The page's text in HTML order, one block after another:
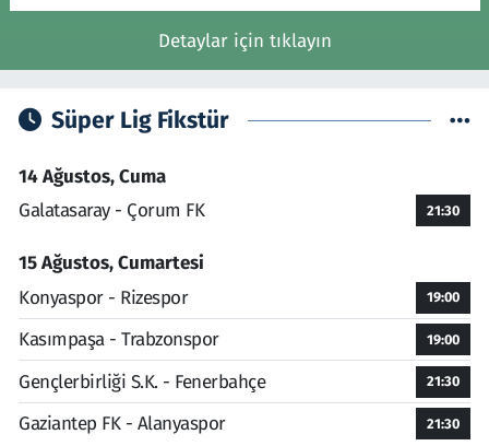
Detaylar için tıklayın
Süper Lig Fikstür
14 Ağustos, Cuma
Galatasaray - Çorum FK
21:30
15 Ağustos, Cumartesi
Konyaspor - Rizespor
19:00
Kasımpaşa - Trabzonspor 19:00
Gençlerbirliği S.K. - Fenerbahçe 21:30
Gaziantep FK - Alanyaspor 21:30